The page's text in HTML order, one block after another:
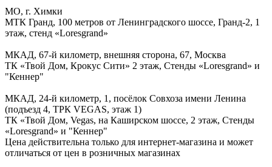
МО, г. Химки
МТК Гранд, 100 метров от Ленинградского шоссе, Гранд-2, 1
этаж, стенд «Loresgrand»
МКАД, 67-й километр, внешняя сторона, 67, Москва
ТК «Твой Дом, Крокус Сити» 2 этаж, Стенды «Loresgrand» и
"Кеннер"
МКАД, 24-й километр, 1, посёлок Совхоза имени Ленина
(подъезд 4, ТРК VEGAS, этаж 1)
ТК «Твой Дом, Vegas, на Каширском шоссе, 2 этаж, Стенды
«Loresgrand» и "Кеннер"
Цена действительна только для интернет-магазина и может
отличаться от цен в розничных магазинах